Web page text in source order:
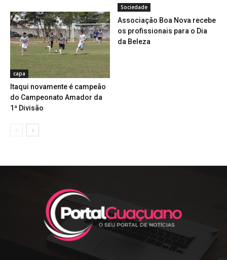
capa
Itaqui novamente é campeão
do Campeonato Amador da
1ª Divisão
Sociedade
Associação Boa Nova recebe
os profissionais para o Dia
da Beleza